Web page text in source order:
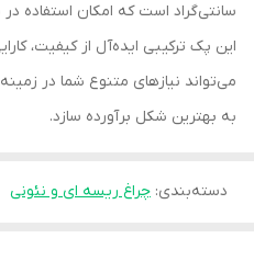
سانتی‌گراد است که امکان استفاده
این پک ترکیبی ایده‌آل از کیفیت،
می‌تواند نیازهای متنوع شما در
به بهترین شکل برآورده سازد.
دسته‌بندی: چراغ ریسه ای و نئونی